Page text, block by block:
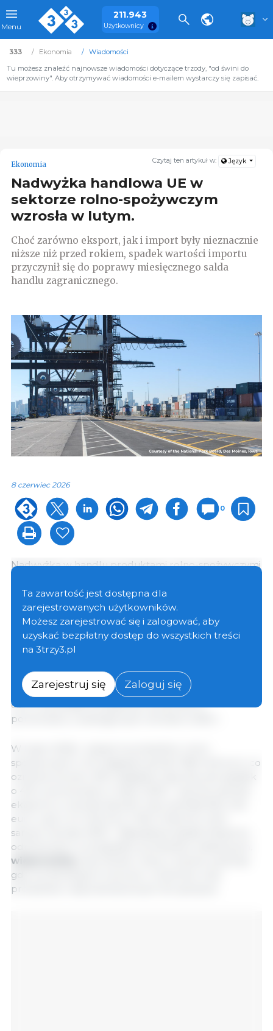
Menu
211.943
Użytkownicy
333 Ekonomia
Wiadomości
Tu możesz znaleźć najnowsze wiadomości dotyczące trzody, "od świni do
wieprzowiny". Aby otrzymywać wiadomości e-mailem wystarczy się zapisać.
Czytaj ten artykuł w: Język
Ekonomia
Nadwyżka handlowa UE w
sektorze rolno-spożywczym
wzrosła w lutym.
Choć zarówno eksport, jak i import były nieznacznie
niższe niż przed rokiem, spadek wartości importu
przyczynił się do poprawy miesięcznego salda
handlu zagranicznego.
8 czerwiec 2026
0
Nadwyżka w handlu produktami rolno-spożywczymi
euro. Oznacza to wzrost o 43% w porównaniu ze
styczniem i poziom zbliżony do odnotowanego w
lutym 2025 r. Choć zarówno eksport, jak i import były
nieznacznie niższe niż przed rokiem, spadek wartości
importu przyczynił się do poprawy miesięcznego
nadwyżka w handlu produktami rolno-spożywczymi
UE w okresie styczeń–luty 2026 r. wyniosła 7,4 mld
euro i pozostała na stabilnym poziomie w
porównaniu z analogicznym okresem 2025 r.
W lutym 2026 r. eksport produktów rolno-
spożywczych z UE osiągnął wartość 18,8 mld euro, co
oznacza wzrost o 6% względem stycznia, ale spadek
o 4% w porównaniu z lutym 2025 r. Łączna wartość
eksportu w okresie styczeń–luty wyniosła 36,5 mld
euro, czyli o 2,1 mld euro (-5%) mniej niż w tym
samym okresie 2025 r. Największe spadki eksportu
odnotowano w przypadku produktów kakaowych,
wieprzowiny
gdy wzrósł eksport owoców i orzechów oraz
produktów nieprzeznaczonych do spożycia.
Ta zawartość jest dostępna dla
zarejestrowanych użytkowników.
Możesz zarejestrować się i zalogować, aby
uzyskać bezpłatny dostęp do wszystkich treści
na 3trzy3.pl
Zarejestruj się Zaloguj się